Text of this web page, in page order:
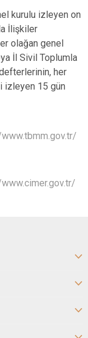
kurulu izleyen on
İlişkiler
olağan genel
İl Sivil Toplumla
her
izleyen 15 gün